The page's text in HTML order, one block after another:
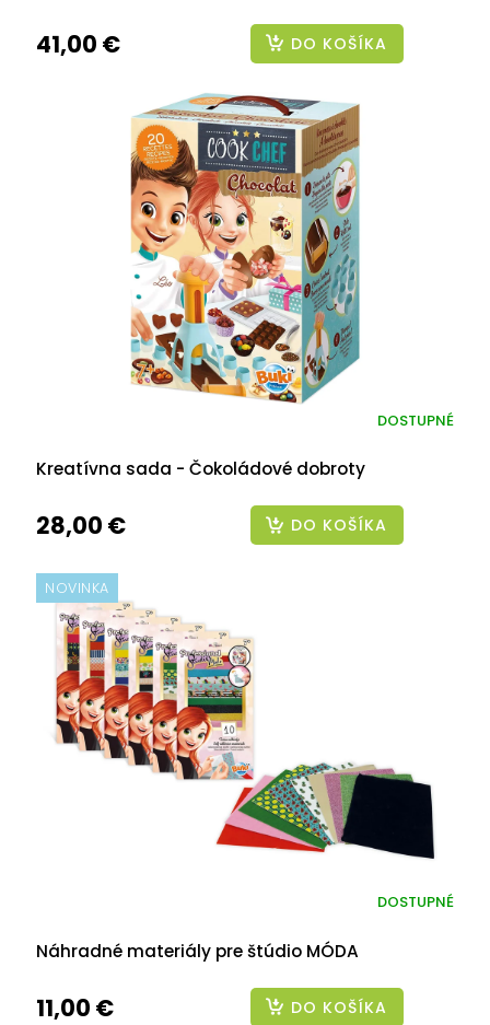
41,00 € DO KOŠÍKA
Kreatívna sada - Čokoládové dobroty
DOSTUPNÉ
28,00 € DO KOŠÍKA
NOVINKA
Náhradné materiály pre štúdio MÓDA
DOSTUPNÉ
11,00 € DO KOŠÍKA